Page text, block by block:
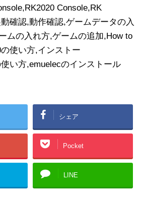
Console,RK
確認,動作確認,ゲームデータの入
ムの入れ方,ゲームの追加,How to
使い方,インストー
い方,emuelecのインストール
シェア
Pocket
LINE